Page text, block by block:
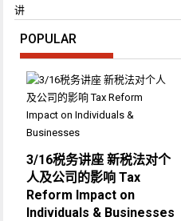
POPULAR
3/16税务讲座 新税法对个
人及公司的影响 Tax
Reform Impact on
Individuals & Businesses